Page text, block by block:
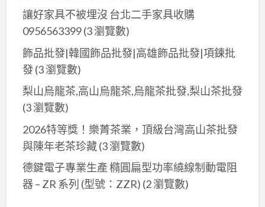
讓好家具不被埋沒 台北二手家具收購
0956563399(3 瀏覽數)
飾品批發|韓國飾品批發|高雄飾品批發|項鍊批
發(3 瀏覽數)
梨山烏龍茶,高山烏龍茶,烏龍茶批發,梨山茶批發
(3 瀏覽數)
2026特等獎！樂菁茶業，頂級台灣高山茶批發
與陳年老茶珍藏(3 瀏覽數)
德鍵電子專業生產 橢圓扁型功率繞線制動電阻
器 – ZR 系列 (型號：ZZR) (2 瀏覽數)